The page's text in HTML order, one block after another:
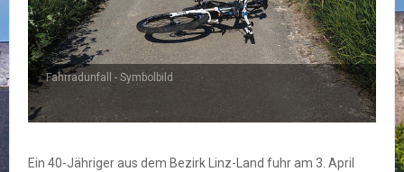
Fahrradunfall - Symbolbild
Ein 40-Jähriger aus dem Bezirk Linz-Land fuhr am 3. April